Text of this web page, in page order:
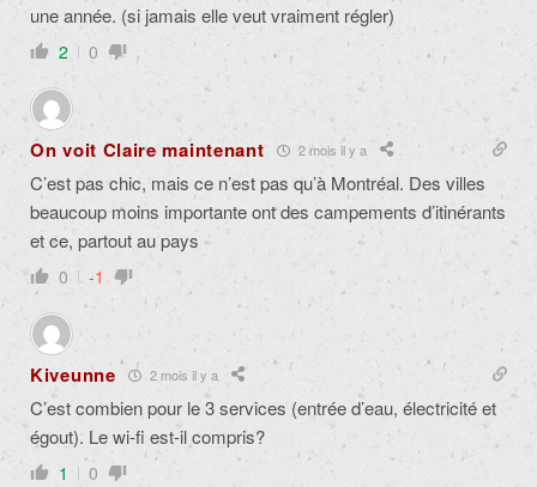
une année. (si jamais elle veut vraiment régler)
2 0
On voit Claire maintenant 2 mois il y a
C’est pas chic, mais ce n’est pas qu’à Montréal. Des villes
beaucoup moins importante ont des campements d’itinérants
et ce, partout au pays
0 -1
Kiveunne 2 mois il y a
C’est combien pour le 3 services (entrée d’eau, électricité et
égout). Le wi-fi est-il compris?
1 0